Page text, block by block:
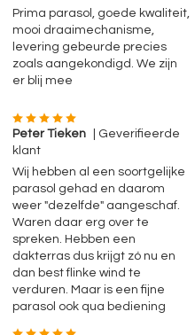
Prima parasol, goede kwaliteit,
mooi draaimechanisme,
levering gebeurde precies
zoals aangekondigd. We zijn
er blij mee
Peter Tieken
| Geverifieerde
klant
Wij hebben al een soortgelijke
parasol gehad en daarom
weer "dezelfde" aangeschaf.
Waren daar erg over te
spreken. Hebben een
dakterras dus krijgt zó nu en
dan best flinke wind te
verduren. Maar is een fijne
parasol ook qua bediening